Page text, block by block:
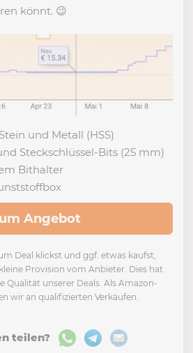
könnt. 😉
und Metall (HSS)
Steckschlüssel-Bits (25 mm)
Bithalter
Angebot
Deal klickst und ggf. etwas kaufst,
Provision vom Anbieter. Dies hat
Qualität unserer Deals. Als Amazon-
wir an qualifizierten Verkäufen.
teilen?